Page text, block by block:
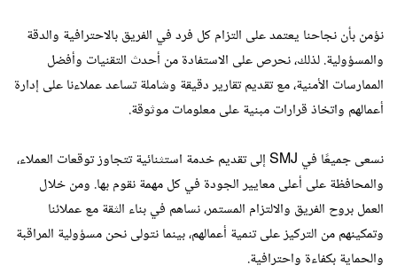
نؤمن بأن نجاحنا يعتمد على التزام كل فرد في الفريق بالاحترافية والدقة
والمسؤولية. لذلك، نحرص على الاستفادة من أحدث التقنيات وأفضل
الممارسات الأمنية، مع تقديم تقارير دقيقة وشاملة تساعد عملاءنا على إدارة
أعمالهم واتخاذ قرارات مبنية على معلومات موثوقة.
نسعى جميعًا في SMJ إلى تقديم خدمة استثنائية تتجاوز توقعات العملاء،
والمحافظة على أعلى معايير الجودة في كل مهمة نقوم بها. ومن خلال
العمل بروح الفريق والالتزام المستمر، نساهم في بناء الثقة مع عملائنا
وتمكينهم من التركيز على تنمية أعمالهم، بينما نتولى نحن مسؤولية المراقبة
والحماية بكفاءة واحترافية.